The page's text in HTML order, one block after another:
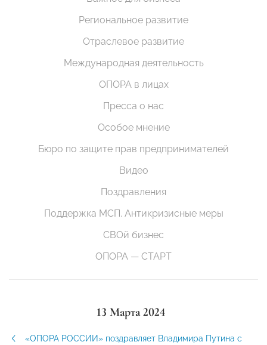
Региональное развитие
Отраслевое развитие
Международная деятельность
ОПОРА в лицах
Пресса о нас
Особое мнение
Бюро по защите прав предпринимателей
Видео
Поздравления
Поддержка МСП. Антикризисные меры
СВОй бизнес
ОПОРА — СТАРТ
13 Марта 2024
«ОПОРА РОССИИ» поздравляет Владимира Путина с